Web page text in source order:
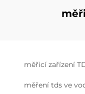
měřicí zařízení
měření tds ve